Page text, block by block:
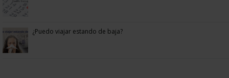
¿Puedo viajar estando de baja?